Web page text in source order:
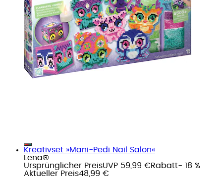
Kreativset »Mani-Pedi Nail Salon«
Lena®
Ursprünglicher PreisUVP 59,99 €Rabatt- 18 %
Aktueller Preis48,99 €